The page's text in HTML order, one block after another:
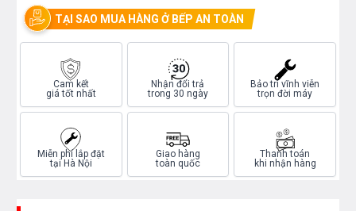
TẠI SAO MUA HÀNG Ở BẾP AN TOÀN
Cam kết
giá tốt nhất
Nhận đổi trả
trong 30 ngày
Bảo trì vĩnh viễn
trọn đời máy
Miễn phí lắp đặt
tại Hà Nội
Giao hàng
toàn quốc
Thanh toán
khi nhận hàng